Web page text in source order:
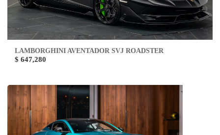
LAMBORGHINI AVENTADOR SVJ ROADSTER
$ 647,280